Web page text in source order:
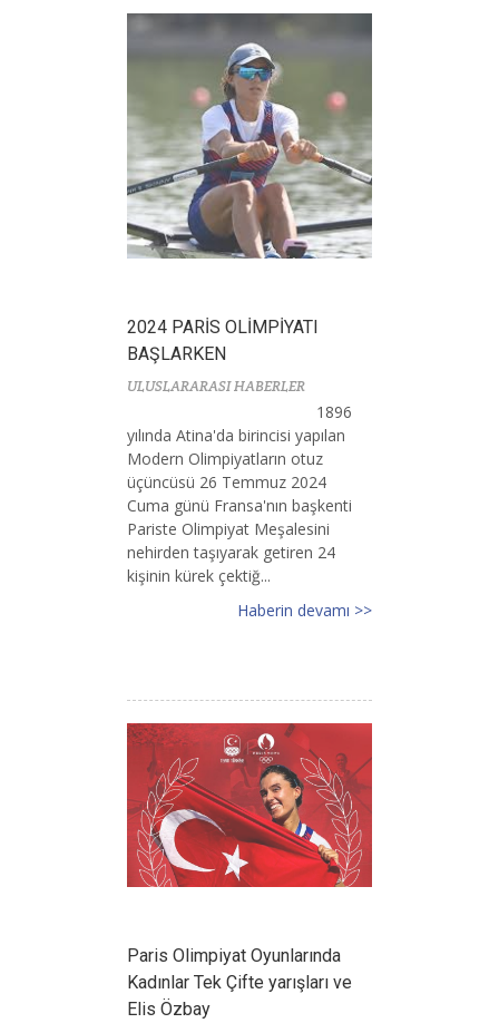
2024 PARİS OLİMPİYATI
BAŞLARKEN
ULUSLARARASI HABERLER
1896
yılında Atina'da birincisi yapılan
Modern Olimpiyatların otuz
üçüncüsü 26 Temmuz 2024
Cuma günü Fransa'nın başkenti
Pariste Olimpiyat Meşalesini
nehirden taşıyarak getiren 24
kişinin kürek çektiğ...
Haberin devamı >>
Paris Olimpiyat Oyunlarında
Kadınlar Tek Çifte yarışları ve
Elis Özbay